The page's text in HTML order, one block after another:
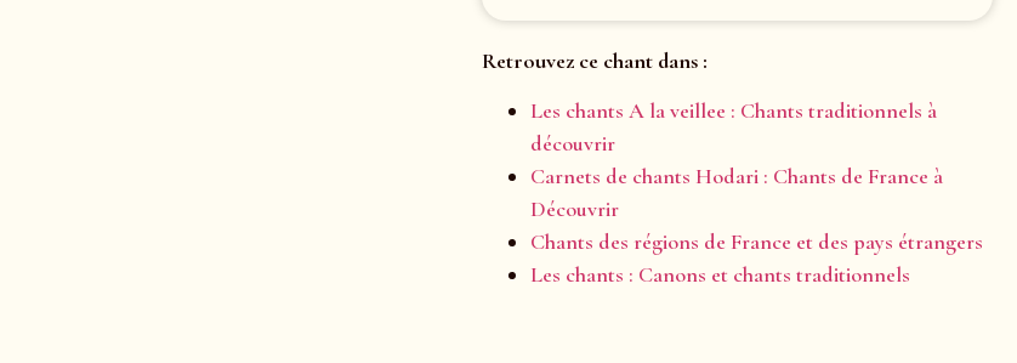
Retrouvez ce chant dans :
Les chants A la veillee : Chants traditionnels à
découvrir
Carnets de chants Hodari : Chants de France à
Découvrir
Chants des régions de France et des pays étrangers
Les chants : Canons et chants traditionnels